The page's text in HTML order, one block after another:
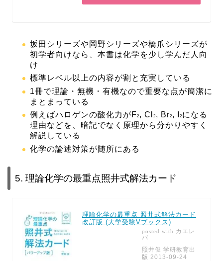
坂田シリーズや岡野シリーズや橋爪シリーズが
初学者向けなら、本書は化学を少し学んだ人向
け
標準レベル以上の内容が割と充実している
1冊で理論・無機・有機なので重要な点が簡潔に
まとまっている
例えばハロゲンの酸化力がF2 , Cl 2 , Br2 , I 2 になる
理由などを、暗記でなく原理から分かりやすく
解説している
化学の論述対策が随所にある
5. 理論化学の最重点照井式解法カード
理論化学の最重点 照井式解法カード
改訂版 (大学受験Vブックス)
posted with カエレ
バ
照井俊 学研教育出
版 2013-09-24